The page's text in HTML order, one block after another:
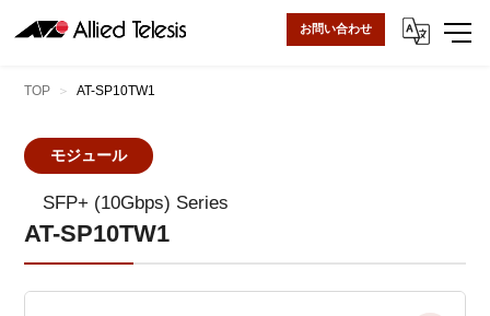
お問い合わせ
TOP AT-SP10TW1
SFP+ (10Gbps) Series
AT-SP10TW1
モジュール